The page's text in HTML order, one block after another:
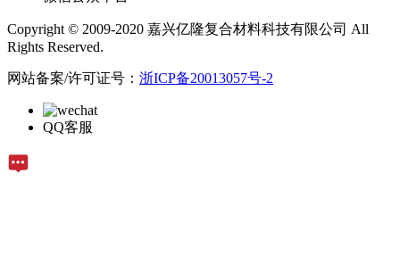
Copyright © 2009-2020 嘉兴亿隆复合材料科技有限公司 All
Rights Reserved.
网站备案/许可证号： 浙ICP备20013057号-2
QQ客服